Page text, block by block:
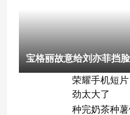
宝格丽故意给刘亦菲挡
荣耀手机短
劲太大了
种完奶茶种